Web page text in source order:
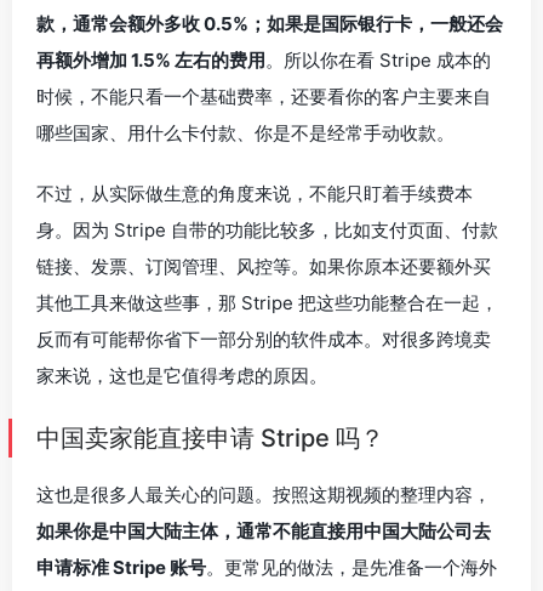
款，通常会额外多收 0.5%；如果是国际银行卡，一般还会
再额外增加 1.5% 左右的费用。所以你在看 Stripe 成本的
时候，不能只看一个基础费率，还要看你的客户主要来自
哪些国家、用什么卡付款、你是不是经常手动收款。
不过，从实际做生意的角度来说，不能只盯着手续费本
身。因为 Stripe 自带的功能比较多，比如支付页面、付款
链接、发票、订阅管理、风控等。如果你原本还要额外买
其他工具来做这些事，那 Stripe 把这些功能整合在一起，
反而有可能帮你省下一部分别的软件成本。对很多跨境卖
家来说，这也是它值得考虑的原因。
中国卖家能直接申请 Stripe 吗？
这也是很多人最关心的问题。按照这期视频的整理内容，
如果你是中国大陆主体，通常不能直接用中国大陆公司去
申请标准 Stripe 账号。更常见的做法，是先准备一个海外